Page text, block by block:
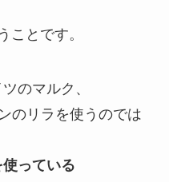
ことです。
のマルク、
のリラを使うのでは
っている